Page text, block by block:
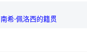
南希·佩洛西的籍贯